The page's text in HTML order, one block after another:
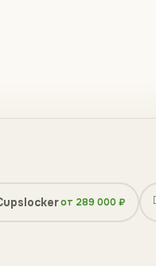
от 289 000 ₽